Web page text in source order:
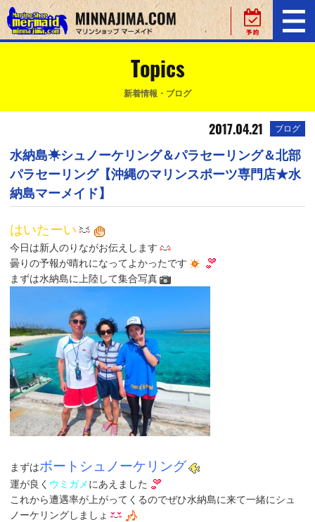
Topics
新着情報・ブログ
2017.04.21 ブログ
水納島☀シュノーケリング＆パラセーリング＆北部
パラセーリング【沖縄のマリンスポーツ専門店★水
納島マーメイド】
はいたーい
今日は新人のりながお伝えします
曇りの予報が晴れになってよかったです
まずは水納島に上陸して集合写真
まずはボートシュノーケリング
運が良く ウミガメにあえました
これから遭遇率が上がってくるのでぜひ水納島に来て一緒にシュ
ノーケリングしましょ